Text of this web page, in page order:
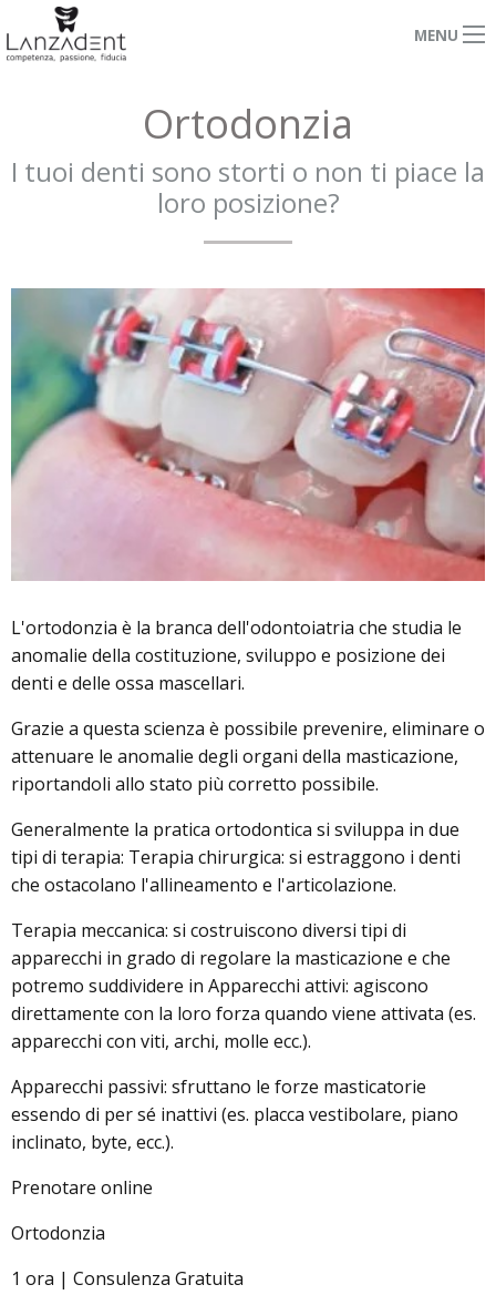
MENU
Ortodonzia
I tuoi denti sono storti o non ti piace la
loro posizione?
L'ortodonzia è la branca dell'odontoiatria che studia le
anomalie della costituzione, sviluppo e posizione dei
denti e delle ossa mascellari.
Grazie a questa scienza è possibile prevenire, eliminare o
attenuare le anomalie degli organi della masticazione,
riportandoli allo stato più corretto possibile.
Generalmente la pratica ortodontica si sviluppa in due
tipi di terapia: Terapia chirurgica: si estraggono i denti
che ostacolano l'allineamento e l'articolazione.
Terapia meccanica: si costruiscono diversi tipi di
apparecchi in grado di regolare la masticazione e che
potremo suddividere in Apparecchi attivi: agiscono
direttamente con la loro forza quando viene attivata (es.
apparecchi con viti, archi, molle ecc.).
Apparecchi passivi: sfruttano le forze masticatorie
essendo di per sé inattivi (es. placca vestibolare, piano
inclinato, byte, ecc.).
Prenotare online
Ortodonzia
1 ora | Consulenza Gratuita